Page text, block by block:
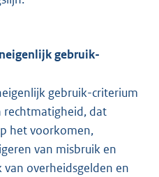
gebruik-
gebruik-criterium
rechtmatigheid, dat
het voorkomen,
van misbruik en
overheidsgelden en